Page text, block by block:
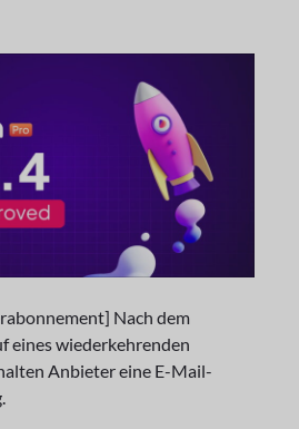
Nach dem
eines wiederkehrenden
Anbieter eine E-Mail-